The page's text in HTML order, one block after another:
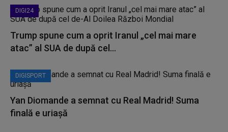
DIGI24
Trump spune cum a oprit Iranul „cel mai mare
atac” al SUA de după cel...
DIGISPORT
Yan Diomande a semnat cu Real Madrid! Suma
finală e uriașă